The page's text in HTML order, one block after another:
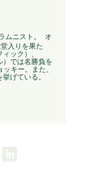
ムニスト。 オ
入りを果た
ック）、
）では名勝負を
キー。また、
げている。